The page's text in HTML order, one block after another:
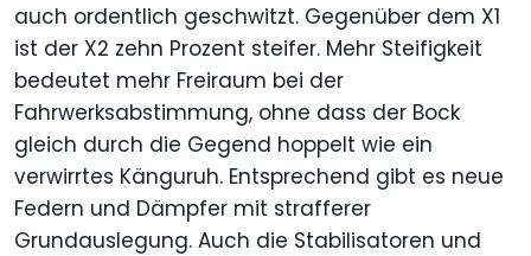
auch ordentlich geschwitzt. Gegenüber dem X1
ist der X2 zehn Prozent steifer. Mehr Steifigkeit
bedeutet mehr Freiraum bei der
Fahrwerksabstimmung, ohne dass der Bock
gleich durch die Gegend hoppelt wie ein
verwirrtes Känguruh. Entsprechend gibt es neue
Federn und Dämpfer mit strafferer
Grundauslegung. Auch die Stabilisatoren und